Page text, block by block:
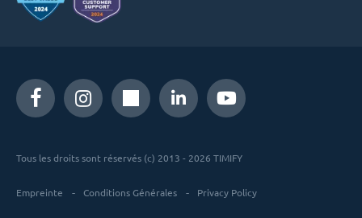
Tous les droits sont réservés (c) 2013 - 2026 TIMIFY
Empreinte Conditions Générales Privacy Policy